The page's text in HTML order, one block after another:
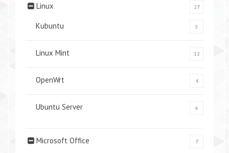
Linux 27
Kubuntu 5
Linux Mint 12
OpenWrt 4
Ubuntu Server 6
Microsoft Office 7